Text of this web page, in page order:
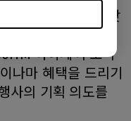
팀장은 “추석을 맞
제품인
아이케어 모니
나마 혜택을 드리기
사의 기획 의도를